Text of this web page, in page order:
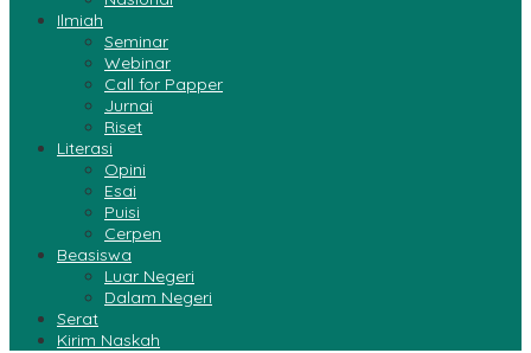
Ilmiah
Seminar
Webinar
Call for Papper
Jurnai
Riset
Literasi
Opini
Esai
Puisi
Cerpen
Beasiswa
Luar Negeri
Dalam Negeri
Serat
Kirim Naskah